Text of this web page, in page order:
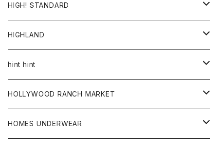
帽子
HIGH! STANDARD
アウター
ジャケット
トップス
シャツ
カーディガン
ボトム
グッズ
HIGHLAND
帽子
hint hint
ストール
HOLLYWOOD RANCH MARKET
アウター
HOMES UNDERWEAR